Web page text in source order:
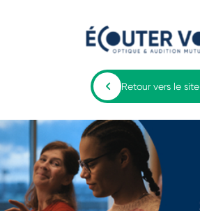
Retour vers le site